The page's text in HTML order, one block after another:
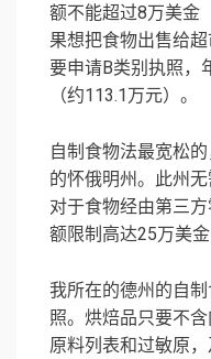
额不能超过8万美金
果想把食物出售给
要申请B类别执照，
（约113.1万元）。
自制食物法最宽松
的怀俄明州。此州无
对于食物经由第三
额限制高达25万美金
我所在的德州的自
照。烘焙品只要不
原料列表和过敏原